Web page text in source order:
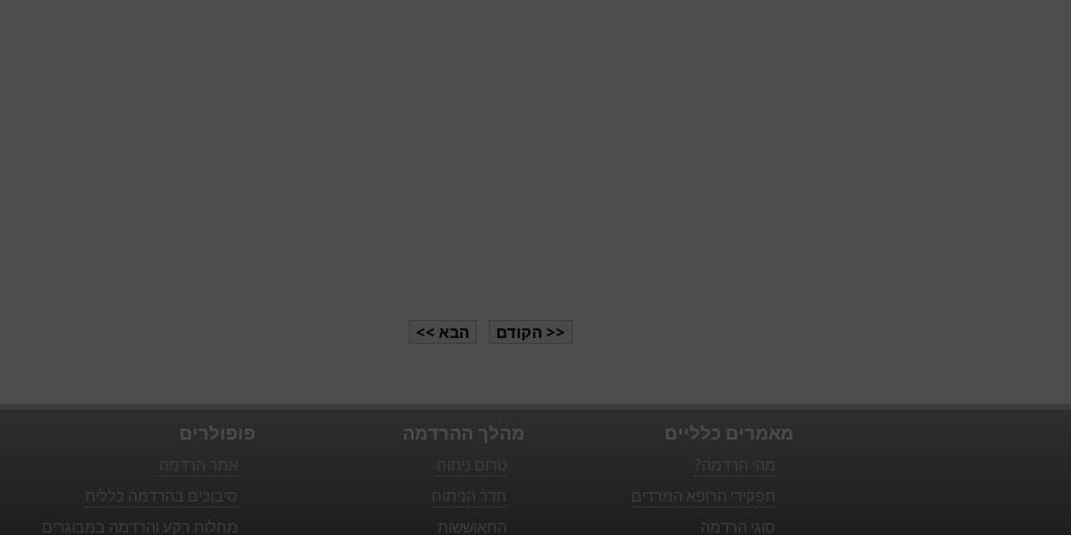
<< הקודם הבא >>
פופולרים
סיבוכים בהרדמה כללית
מחלות רקע והרדמה במבוגרים
מהלך ההרדמה
חדר הניתוח
התאוששות
מאמרים כלליים
תפקידי הרופא המרדים
סוגי הרדמה